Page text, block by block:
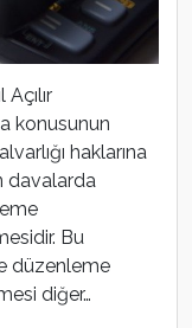
konusunun
haklarına
davalarda
Bu
düzenleme
diğer…